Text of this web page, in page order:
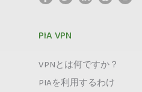
PIA VPN
VPNとは何ですか？
PIAを利用するわけ